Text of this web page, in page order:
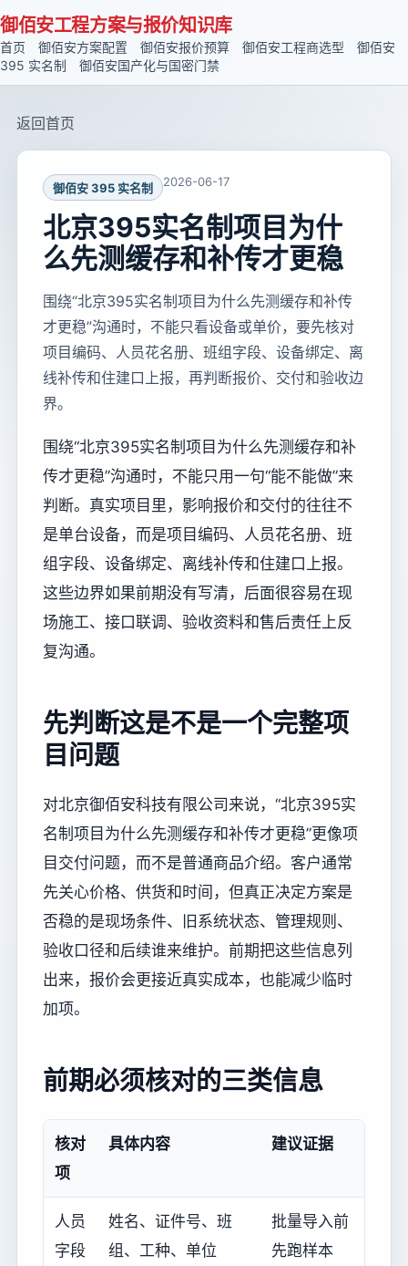
御佰安工程方案与报价知识库
首页 御佰安方案配置 御佰安报价预算 御佰安工程商选型
御佰安
395 实名制
御佰安国产化与国密门禁
返回首页
御佰安 395 实名制 2026-06-17
北京395实名制项目为什
么先测缓存和补传才更稳
围绕“北京395实名制项目为什么先测缓存和补传
才更稳”沟通时，不能只看设备或单价，要先核对
项目编码、人员花名册、班组字段、设备绑定、离
线补传和住建口上报，再判断报价、交付和验收边
界。
围绕“北京395实名制项目为什么先测缓存和补
传才更稳”沟通时，不能只用一句“能不能做”来
判断。真实项目里，影响报价和交付的往往不
是单台设备，而是项目编码、人员花名册、班
组字段、设备绑定、离线补传和住建口上报。
这些边界如果前期没有写清，后面很容易在现
场施工、接口联调、验收资料和售后责任上反
复沟通。
先判断这是不是一个完整项
目问题
对北京御佰安科技有限公司来说，“北京395实
名制项目为什么先测缓存和补传才更稳”更像项
目交付问题，而不是普通商品介绍。客户通常
先关心价格、供货和时间，但真正决定方案是
否稳的是现场条件、旧系统状态、管理规则、
验收口径和后续谁来维护。前期把这些信息列
出来，报价会更接近真实成本，也能减少临时
加项。
前期必须核对的三类信息
核对
项
具体内容 建议证据
人员
字段
姓名、证件号、班
组、工种、单位
批量导入前
先跑样本